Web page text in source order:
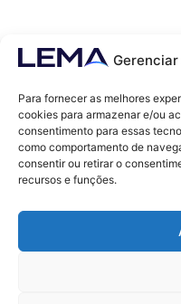
Para fornecer as melhores
cookies para armazenar e/ou
consentimento para essas
como comportamento de
consentir ou retirar o
recursos e funções.
Contatos
(85) 99868-3664